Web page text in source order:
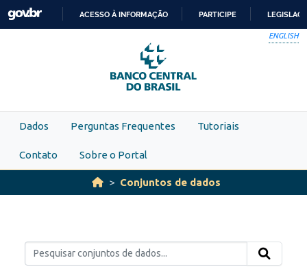
Skip to main content
PARA
O
CONTEÚDO
ACESSO À INFORMAÇÃO PARTICIPE
ENGLISH
Dados Perguntas Frequentes Tutoriais
Contato Sobre o Portal
Conjuntos de dados